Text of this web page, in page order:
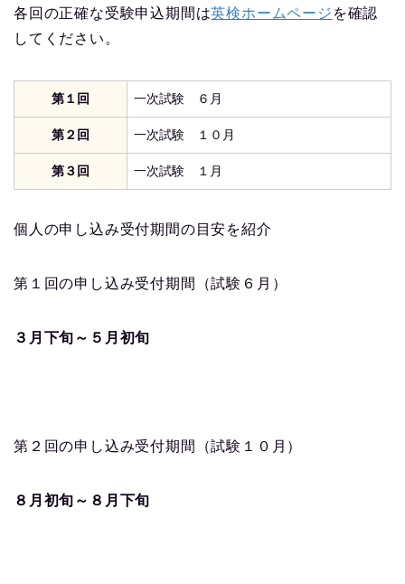
各回の正確な受験申込期間は英検ホームページ を確認
してください。
第１回 一次試験 ６月
第２回 一次試験 １０月
第３回 一次試験 １月
個人の申し込み受付期間の目安を紹介
第１回の申し込み受付期間（試験６月）
３月下旬～５月初旬
第２回の申し込み受付期間（試験１０月）
８月初旬～８月下旬